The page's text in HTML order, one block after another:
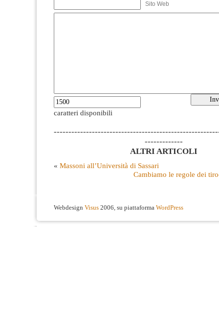
Sito Web
caratteri disponibili
-------------
ALTRI ARTICOLI
« Massoni all’Università di Sassari
Cambiamo le regole dei
Webdesign Visus 2006, su piattaforma WordPress